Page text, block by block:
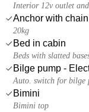
Interior 12v outlet
Anchor with chain
20kg
Bed in cabin
Beds with slatted
Bilge pump -
Auto. switch for bilge
Bimini
Bimini top